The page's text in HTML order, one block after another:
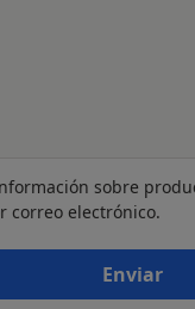
sobre
correo electrónico.
Enviar